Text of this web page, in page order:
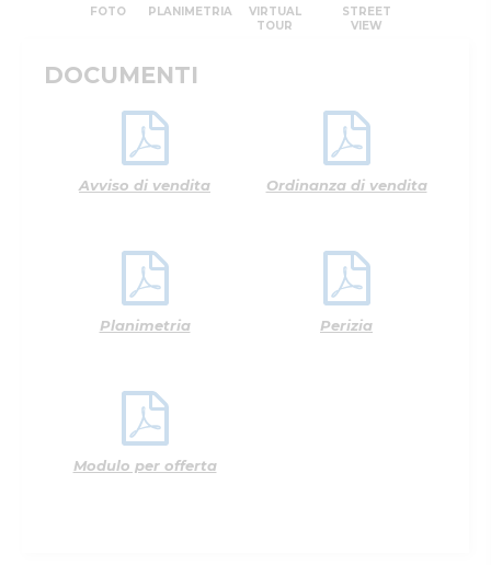
FOTO PLANIMETRIA
VIRTUAL
TOUR
STREET
VIEW
DOCUMENTI
Avviso di vendita Ordinanza di vendita
Planimetria Perizia
Modulo per offerta